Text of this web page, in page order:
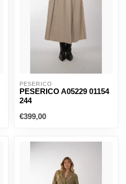
PESERICO
PESERICO A05229 01154
244
€399,00